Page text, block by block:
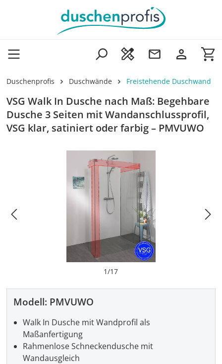
Zum Hauptinhalt springen
Duschenprofis Duschwände Freistehende Duschwand
VSG Walk In Dusche nach Maß: Begehbare
Dusche 3 Seiten mit Wandanschlussprofil,
VSG klar, satiniert oder farbig – PMVUWO
Bildergalerie überspringen
1/17
Modell: PMVUWO
Walk In Dusche mit Wandprofil als
Maßanfertigung
Rahmenlose Schneckendusche mit
Wandausgleich